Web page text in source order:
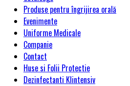
Produse pentru îngrijirea orală
Evenimente
Uniforme Medicale
Companie
Contact
Huse si Folii Protectie
Dezinfectanti Klintensiv